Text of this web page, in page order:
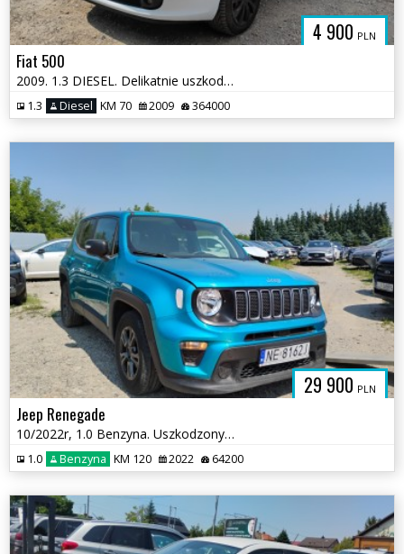
4 900 PLN
Fiat 500
2009. 1.3 DIESEL. Delikatnie uszkodzony tył. Jeździ
1.3 Diesel KM 70 2009 364000
29 900 PLN
Jeep Renegade
10/2022r, 1.0 Benzyna. Uszkodzony lewy bok. Pali.
1.0 Benzyna KM 120 2022 64200